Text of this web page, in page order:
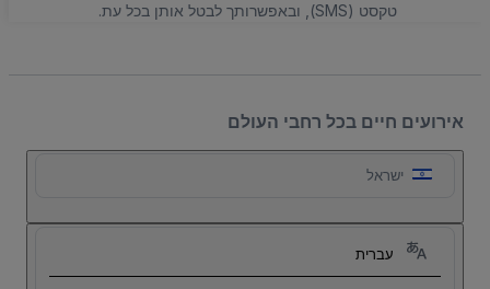
טקסט (SMS), ובאפשרותך לבטל אותן בכל עת.
אירועים חיים בכל רחבי העולם
ישראל
עברית